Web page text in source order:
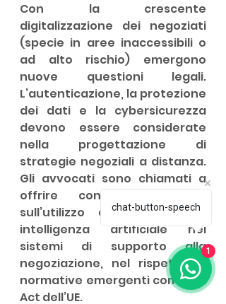
Con la crescente
digitalizzazione dei negoziati
(specie in aree inaccessibili o
ad alto rischio) emergono
nuove questioni legali.
L’autenticazione, la protezione
dei dati e la cybersicurezza
devono essere considerate
nella progettazione di
strategie negoziali a distanza.
Gli avvocati sono chiamati a
offrire consulenza anche
sull’utilizzo di strumenti di
intelligenza artificiale nei
sistemi di supporto alla
negoziazione, nel rispetto di
normative emergenti come l’AI
Act dell’UE.
chat-button-speech
1